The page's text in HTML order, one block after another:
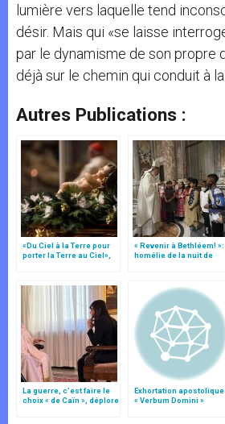
lumière vers laquelle tend
désir. Mais qui «se laisse
par le dynamisme de son propre
déjà sur le chemin qui conduit à la
Autres Publications :
«Du Ciel à la Terre pour
porter la Terre au Ciel»,
« Revenir à Bethléem! »:
homélie de la nuit de
Noël (texte complet)
La guerre, c’est faire le
choix « de Caïn », déplore
Exhortation apostolique
« Verbum Domini »